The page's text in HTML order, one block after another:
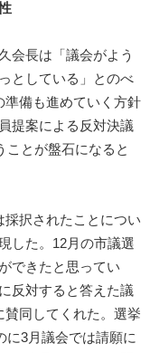
会長は「議会がよう
としている」とのべ
準備も進めていく方針
提案による反対決議
ことが盤石になると
択されたことについ
した。12月の市議選
できたと思ってい
反対すると答えた議
賛同してくれた。選挙
に3月議会では請願に